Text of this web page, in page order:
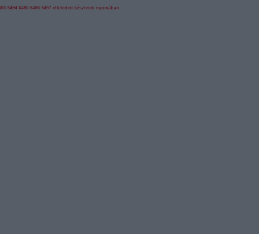
6494 6495 6496 6497 elfeledett készletek nyomában